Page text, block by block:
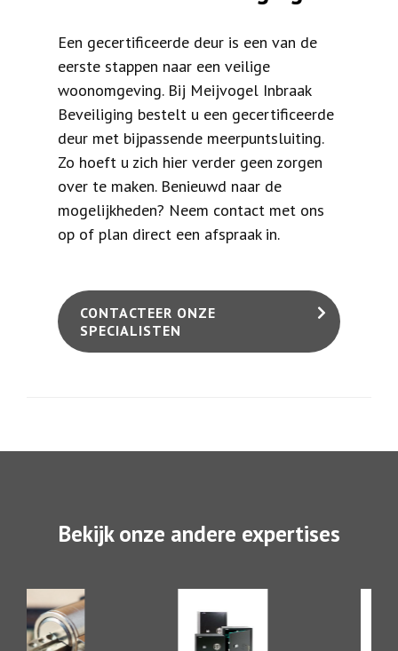
Een gecertificeerde deur is een van de
eerste stappen naar een veilige
woonomgeving. Bij Meijvogel Inbraak
Beveiliging bestelt u een gecertificeerde
deur met bijpassende meerpuntsluiting.
Zo hoeft u zich hier verder geen zorgen
over te maken. Benieuwd naar de
mogelijkheden? Neem contact met ons
op of plan direct een afspraak in.
CONTACTEER ONZE
SPECIALISTEN
Bekijk onze andere expertises